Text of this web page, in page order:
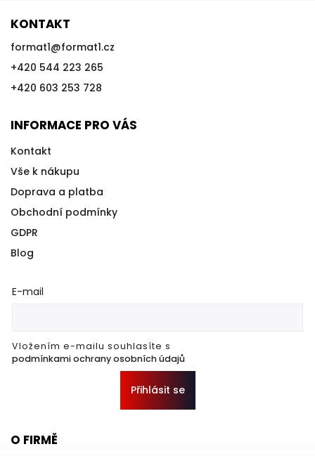
KONTAKT
format1@format1.cz
+420 544 223 265
+420 603 253 728
INFORMACE PRO VÁS
Kontakt
Vše k nákupu
Doprava a platba
Obchodní podmínky
GDPR
Blog
E-mail
Vložením e-mailu souhlasíte s
podmínkami ochrany osobních údajů
Přihlásit se
O FIRMĚ